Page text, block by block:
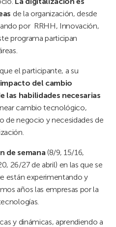
de la organización, desde
por RRHH, Innovación,
programa participan
el participante, a su
del cambio
las habilidades necesarias
cambio tecnológico,
de negocio y necesidades de
de semana (8/9, 15/16,
26/27 de abril) en las que se
están experimentando y
años las empresas por la
y dinámicas, aprendiendo a